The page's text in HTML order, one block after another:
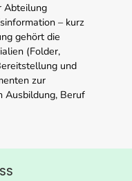
Abteilung
– kurz
gehört die
(Folder,
und
zur
Ausbildung, Beruf